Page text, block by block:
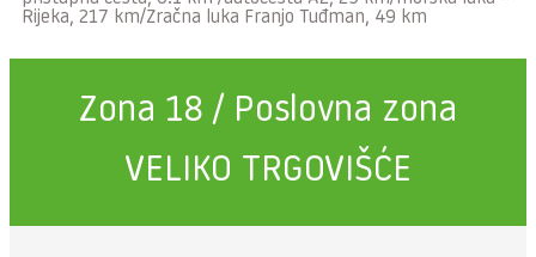
Rijeka, 217 km/Zračna luka Franjo Tuđman, 49 km
Zona 18 / Poslovna zona
VELIKO TRGOVIŠĆE